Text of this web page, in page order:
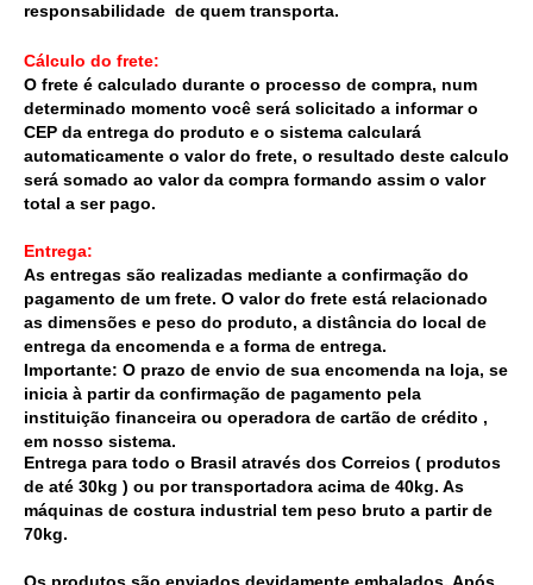
responsabilidade de quem transporta.
Cálculo do frete:
O frete é calculado durante o processo de compra, num
determinado momento você será solicitado a informar o
CEP da entrega do produto e o sistema calculará
automaticamente o valor do frete, o resultado deste calculo
será somado ao valor da compra formando assim o valor
total a ser pago.
Entrega:
As entregas são realizadas mediante a confirmação do
pagamento de um frete. O valor do frete está relacionado
as dimensões e peso do produto, a distância do local de
entrega da encomenda e a forma de entrega.
Importante: O prazo de envio de sua encomenda na loja, se
inicia à partir da confirmação de pagamento pela
instituição financeira ou operadora de cartão de crédito ,
em nosso sistema.
Entrega para todo o Brasil através dos Correios ( produtos
de até 30kg ) ou por transportadora acima de 40kg. As
máquinas de costura industrial tem peso bruto a partir de
70kg.